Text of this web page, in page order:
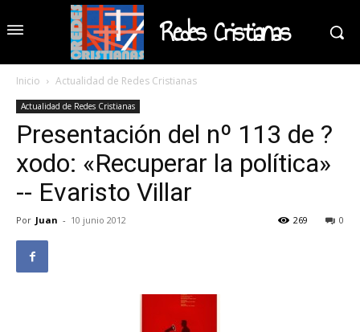
Redes Cristianas
Inicio Actualidad de Redes Cristianas
Actualidad de Redes Cristianas
Presentación del nº 113 de ?
xodo: «Recuperar la política»
-- Evaristo Villar
Por Juan - 10 junio 2012 0
269